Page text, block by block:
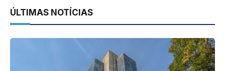
ÚLTIMAS NOTÍCIAS